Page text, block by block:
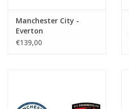
Manchester City -
Everton
€139,00